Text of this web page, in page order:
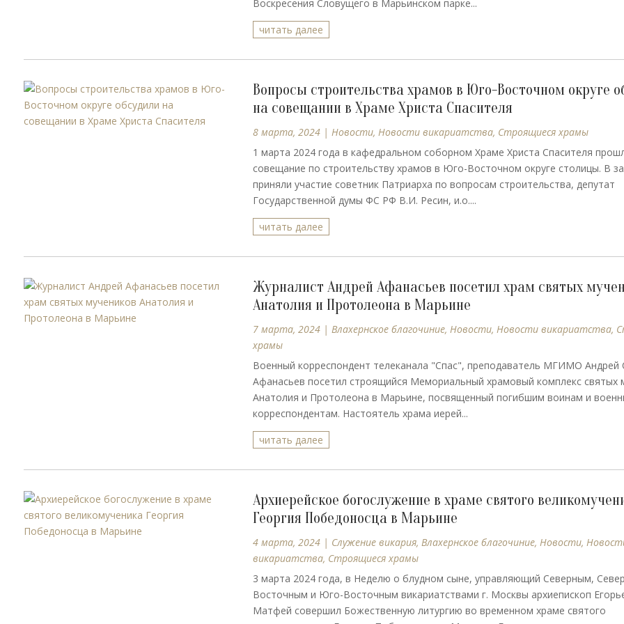
Воскресения Словущего в Марьинском парке...
читать далее
Вопросы строительства храмов в Юго-Восточном округе
на совещании в Храме Христа Спасителя
8 марта, 2024| Новости, Новости викариатства, Строящиеся храмы
1 марта 2024 года в кафедральном соборном Храме Христа Спасителя
совещание по строительству храмов в Юго-Восточном округе столицы. В
приняли участие советник Патриарха по вопросам строительства, депутат
Государственной думы ФС РФ В.И. Ресин, и.о....
читать далее
Журналист Андрей Афанасьев посетил храм святых
Анатолия и Протолеона в Марьине
7 марта, 2024| Влахернское благочиние, Новости, Новости викариатства,
храмы
Военный корреспондент телеканала "Спас", преподаватель МГИМО Андрей
Афанасьев посетил строящийся Мемориальный храмовый комплекс святых
Анатолия и Протолеона в Марьине, посвященный погибшим воинам и
корреспондентам. Настоятель храма иерей...
читать далее
Архиерейское богослужение в храме святого
Георгия Победоносца в Марьине
4 марта, 2024| Cлужение викария, Влахернское благочиние, Новости,
викариатства, Строящиеся храмы
3 марта 2024 года, в Неделю о блудном сыне, управляющий Северным,
Восточным и Юго-Восточным викариатствами г. Москвы архиепископ
Матфей совершил Божественную литургию во временном храме святого